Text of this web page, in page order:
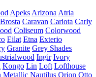
Apeks Arizona Atria
Brosta Caravan Cariota Carly
Coliseum Colorwood
Eilat Etna Exterio
Granite Grey Shades
Ingir Ivory
Kongo Lin Loft Lofthouse
Metallic Nautilus Orion Otto